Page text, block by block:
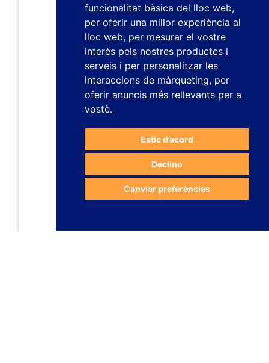
funcionalitat bàsica del lloc web,
per oferir una millor experiència al
lloc web, per mesurar el vostre
interès pels nostres productes i
serveis i per personalitzar les
interaccions de màrqueting, per
oferir anuncis més rellevants per a
vostè.
Estic d’acord
Declino
Canviar preferències